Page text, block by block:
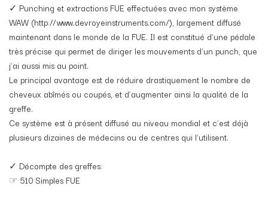
✓ Punching et extractions FUE effectuées avec mon système
WAW (http://www.devroyeinstruments.com/), largement diffusé
maintenant dans le monde de la FUE. Il est constitué d’une pédale
très précise qui permet de diriger les mouvements d’un punch, que
j’ai aussi mis au point.
Le principal avantage est de réduire drastiquement le nombre de
cheveux abîmés ou coupés, et d’augmenter ainsi la qualité de la
greffe.
Ce système est à présent diffusé au niveau mondial et c’est déjà
plusieurs dizaines de médecins ou de centres qui l’utilisent.
✓ Décompte des greffes:
☞ 510 Simples FUE